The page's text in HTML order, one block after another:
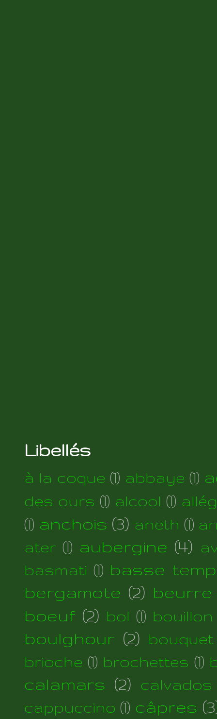
Libellés
à la coque (1) abbaye (1)
des ours (1) alcool (1)
(1) anchois (3) aneth (1)
ater (1) aubergine (4)
basmati (1) basse
bergamote (2) beurre
boeuf (2) bol (1) bouillon
boulghour (2)
brioche (1) brochettes (1)
calamars (2)
calvados
cappuccino (1) câpres